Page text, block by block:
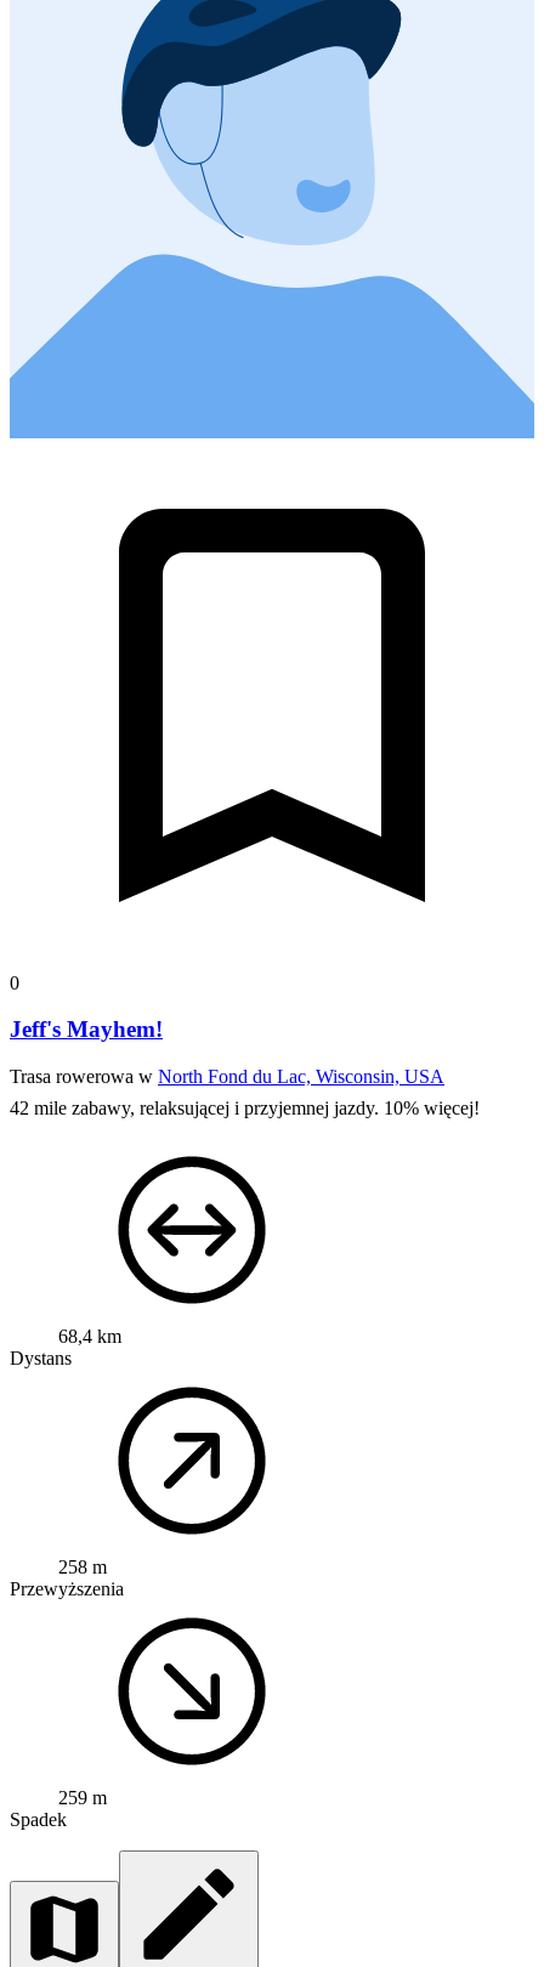
0
Jeff's Mayhem!
Trasa rowerowa w North Fond du Lac, Wisconsin, USA
42 mile zabawy, relaksującej i przyjemnej jazdy. 10% więcej!
68,4 km
Dystans
258 m
Przewyższenia
259 m
Spadek